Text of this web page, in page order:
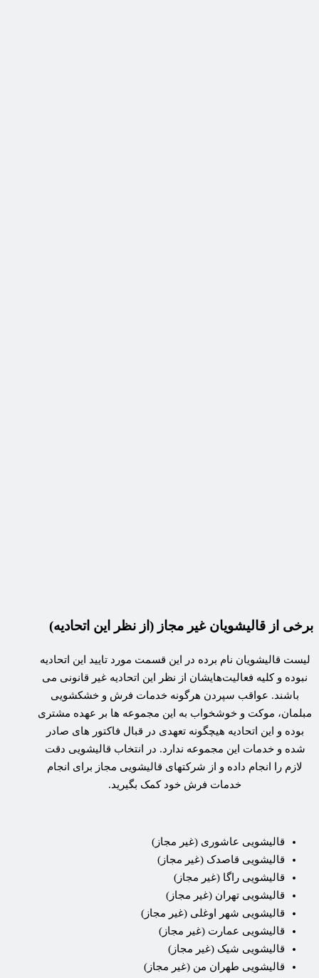
برخی از قالیشویان غیر مجاز (از نظر این اتحادیه)
لیست قالیشویان نام برده در این قسمت مورد تایید این اتحادیه
نبوده و کلیه فعالیت‌هایشان از نظر این اتحادیه غیر قانونی می
باشند. عواقب سپردن هرگونه خدمات فرش و خشکشویی
مبلمان، موکت و خوشخواب به این مجموعه ها بر عهده مشتری
بوده و این اتحادیه هیچگونه تعهدی در قبال فاکتور های صادر
شده و خدمات این مجموعه ندارد. در انتخاب قالیشویی دقت
لازم را انجام داده و از شرکتهای قالیشویی مجاز برای انجام
خدمات فرش خود کمک بگیرید.
قالیشویی عاشوری (غیر مجاز)
قالیشویی قاصدک (غیر مجاز)
قالیشویی راگا (غیر مجاز)
قالیشویی تهران (غیر مجاز)
قالیشویی شهر اوغلی (غیر مجاز)
قالیشویی عمارت (غیر مجاز)
قالیشویی شیک (غیر مجاز)
قالیشویی طهران من (غیر مجاز)